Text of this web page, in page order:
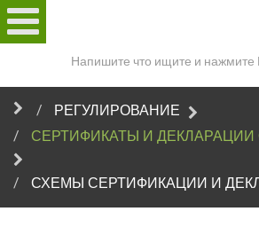
сайту
РЕГУЛИРОВАНИЕ
СЕРТИФИКАТЫ И
СХЕМЫ СЕРТИФИКАЦИИ И